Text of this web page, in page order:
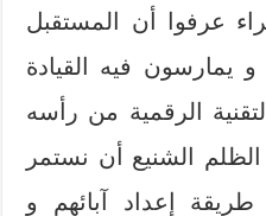
عرفوا أن المستقبل
و يمارسون فيه القيادة
الرقمية من رأسه
الشنيع أن نستمر
طريقة إعداد آبائهم و